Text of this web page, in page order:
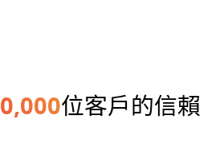
位客戶的信賴